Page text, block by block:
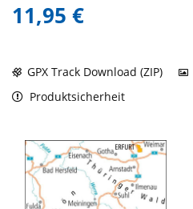
11,95 €
GPX Track Download (ZIP)
Produktsicherheit